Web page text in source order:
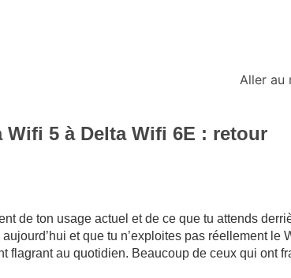
Aller au
Wifi 5 à Delta Wifi 6E : retour
de ton usage actuel et de ce que tu attends
et que tu n’exploites pas réellement le
flagrant au quotidien. Beaucoup de ceux qui ont